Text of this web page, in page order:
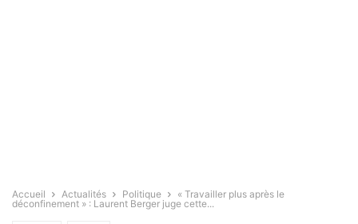
Accueil Actualités Politique
« Travailler plus après le
déconfinement » : Laurent Berger juge cette...